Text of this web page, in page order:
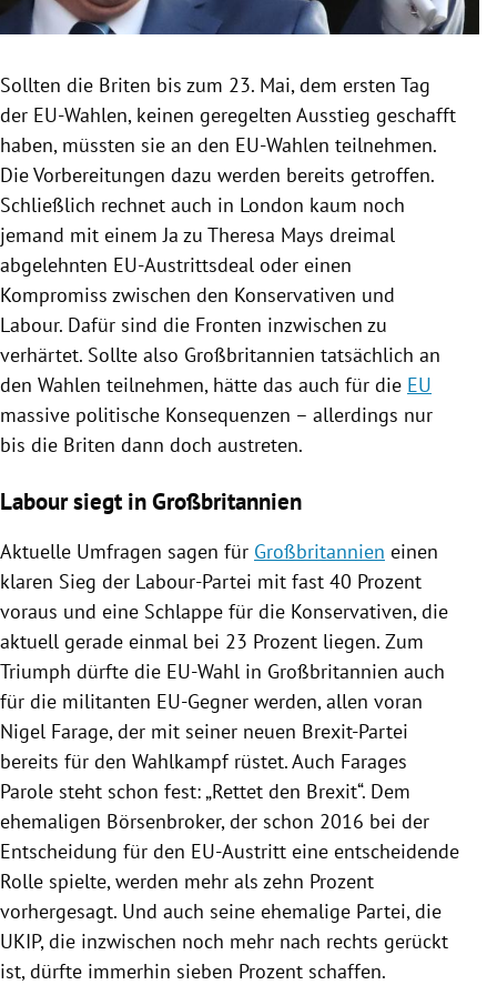
Untermenü
Untermenü
Sollten die Briten bis zum 23. Mai, dem ersten Tag
der EU-Wahlen, keinen geregelten Ausstieg geschafft
haben, müssten sie an den EU-Wahlen teilnehmen.
Die Vorbereitungen dazu werden bereits getroffen.
Schließlich rechnet auch in London kaum noch
jemand mit einem Ja zu Theresa Mays dreimal
abgelehnten EU-Austrittsdeal oder einen
Kompromiss zwischen den Konservativen und
Labour. Dafür sind die Fronten inzwischen zu
verhärtet. Sollte also Großbritannien tatsächlich an
den Wahlen teilnehmen, hätte das auch für die EU
massive politische Konsequenzen – allerdings nur
bis die Briten dann doch austreten.
Labour siegt in Großbritannien
Aktuelle Umfragen sagen für Großbritannien einen
klaren Sieg der Labour-Partei mit fast 40 Prozent
voraus und eine Schlappe für die Konservativen, die
aktuell gerade einmal bei 23 Prozent liegen. Zum
Triumph dürfte die EU-Wahl in Großbritannien auch
für die militanten EU-Gegner werden, allen voran
Nigel Farage, der mit seiner neuen Brexit-Partei
bereits für den Wahlkampfrüstet. Auch Farages
Parole steht schon fest: „Rettet den Brexit“. Dem
ehemaligen Börsenbroker, der schon 2016 bei der
Entscheidung für den EU-Austritt eine entscheidende
Rolle spielte, werden mehr als zehn Prozent
vorhergesagt. Und auch seine ehemalige Partei, die
UKIP, die inzwischen noch mehr nach rechts gerückt
ist, dürfte immerhin sieben Prozent schaffen.